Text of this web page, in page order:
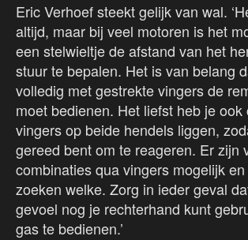
Eric Verhoef steekt gelijk van wal.
altijd, maar bij veel motoren is het
een stelwieltje de afstand van het
stuur te bepalen. Het is van belang
volledig met gestrekte vingers de
moet bedienen. Het liefst heb je
vingers op beide hendels liggen,
gereed bent om te reageren. Er zijn
combinaties qua vingers mogelijk
zoeken welke. Zorg in ieder geval
gevoel nog je rechterhand kunt
gas te bedienen.’